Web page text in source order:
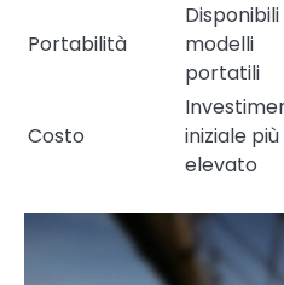
Portabilità
Disponibili
modelli
portatili
Costo
iniziale più
elevato